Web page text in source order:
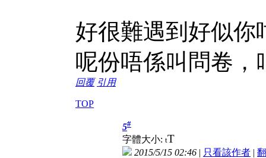
好很難遇到好似你
呢份唔係叫問卷，
回覆 引用
TOP
5#
字體大小: tT
2015/5/15 02:46 | 只看該作者 |